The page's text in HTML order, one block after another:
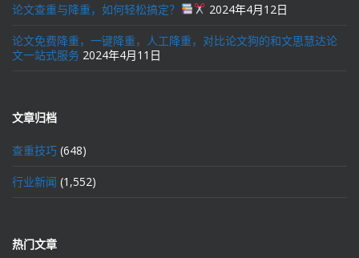
论文查重与降重，如何轻松搞定？ 2024年4月12日
论文免费降重，一键降重，人工降重，对比论文狗的和文思慧达论
文一站式服务 2024年4月11日
文章归档
查重技巧 (648)
行业新闻 (1,552)
热门文章